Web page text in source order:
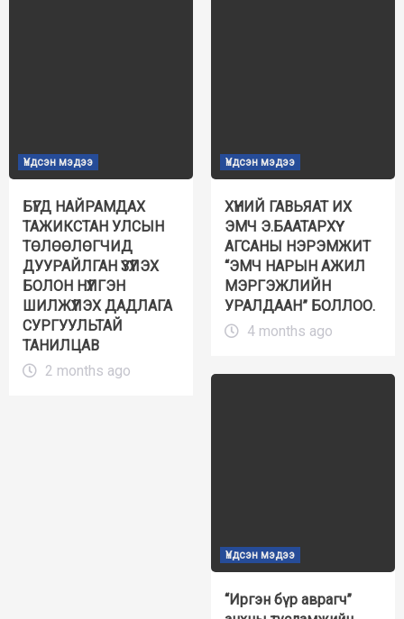
Үндсэн мэдээ
БҮГД НАЙРАМДАХ
ТАЖИКСТАН УЛСЫН
ТӨЛӨӨЛӨГЧИД
ДУУРАЙЛГАН ҮЗҮҮЛЭХ
БОЛОН НҮҮЛГЭН
ШИЛЖҮҮЛЭХ ДАДЛАГА
СУРГУУЛЬТАЙ
ТАНИЛЦАВ
2 months ago
Үндсэн мэдээ
ХҮНИЙ ГАВЬЯАТ ИХ
ЭМЧ Э.БААТАРХҮҮ
АГСАНЫ НЭРЭМЖИТ
“ЭМЧ НАРЫН АЖИЛ
МЭРГЭЖЛИЙН
УРАЛДААН” БОЛЛОО.
4 months ago
Үндсэн мэдээ
“Иргэн бүр аврагч”